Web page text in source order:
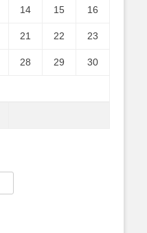
14 15 16
21 22 23
28 29 30